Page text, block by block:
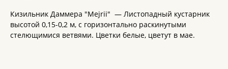
Кизильник Даммера "Mejrii" — Листопадный кустарник
высотой 0,15-0,2 м, с горизонтально раскинутыми
стелющимися ветвями. Цветки белые, цветут в мае.